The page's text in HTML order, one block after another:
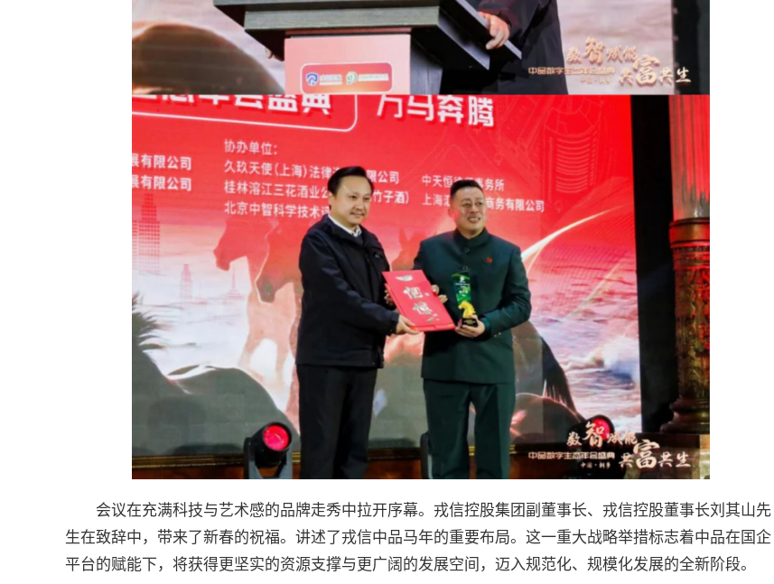
会议在充满科技与艺术感的品牌走秀中拉开序幕。戎信控股集团副董事长、戎信控股董事长刘其山先
生在致辞中，带来了新春的祝福。讲述了戎信中品马年的重要布局。这一重大战略举措标志着中品在国企
平台的赋能下，将获得更坚实的资源支撑与更广阔的发展空间，迈入规范化、规模化发展的全新阶段。